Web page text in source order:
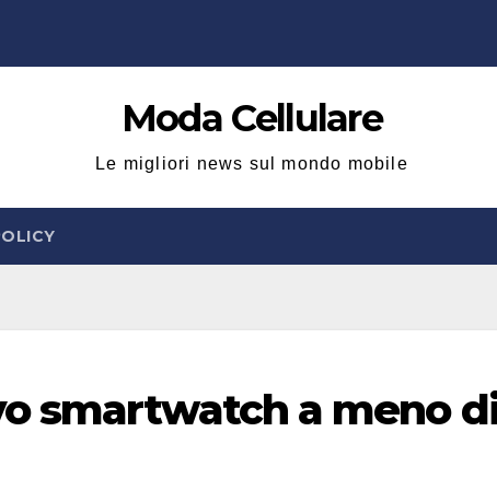
Moda Cellulare
Le migliori news sul mondo mobile
smartwatch a meno